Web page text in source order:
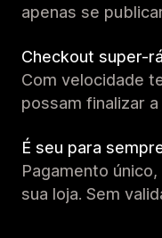
apenas se
Checkout super-
Com velocidade
possam finalizar
É seu para
Pagamento
sua loja. Sem